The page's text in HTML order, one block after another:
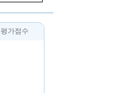
평가점수